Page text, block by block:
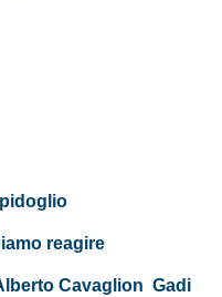
reagire
Cavaglion Gadi